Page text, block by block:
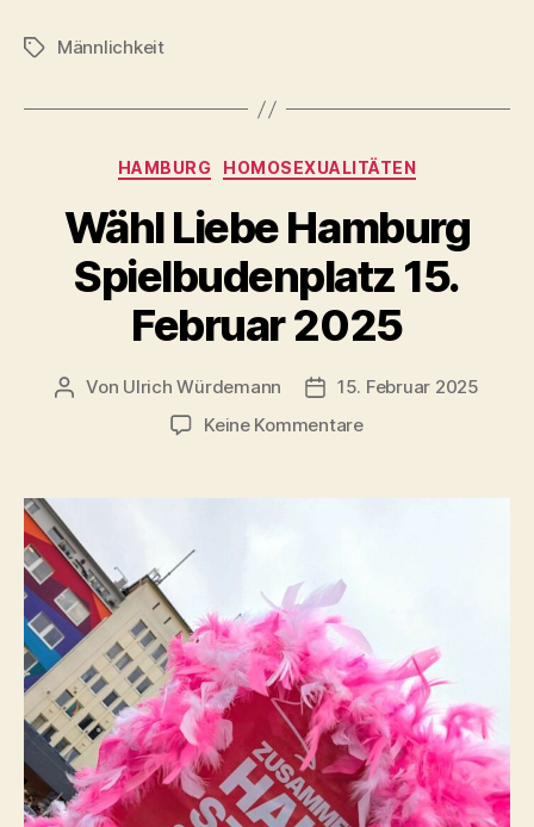
Schlagwörter
Männlichkeit
Kategorien
HAMBURG HOMOSEXUALITÄTEN
Wähl Liebe Hamburg
Spielbudenplatz 15.
Februar 2025
Beitragsautor
Von Ulrich Würdemann Beitragsdatum
15. Februar 2025
Keine Kommentarezu
Hamburg